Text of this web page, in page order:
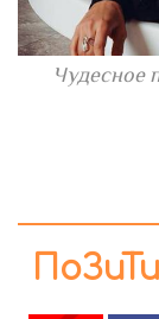
Чудесное